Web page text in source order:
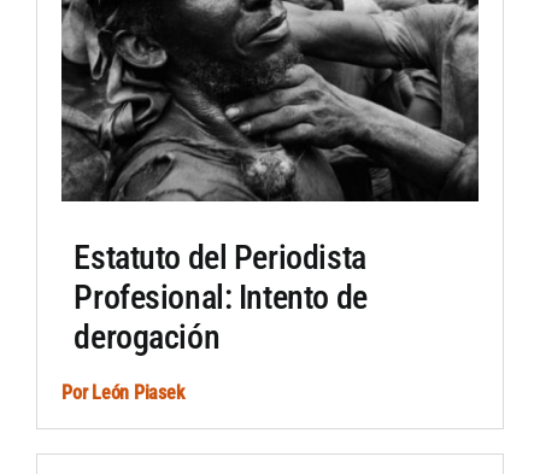
Estatuto del Periodista
Profesional: Intento de
derogación
Por León Piasek